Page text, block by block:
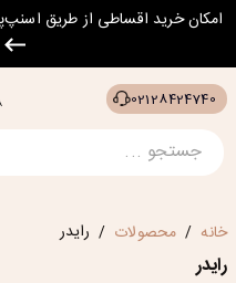
امکان خرید اقساطی از طریق
02128424740
خانه / محصولات / رایدر
رایدر